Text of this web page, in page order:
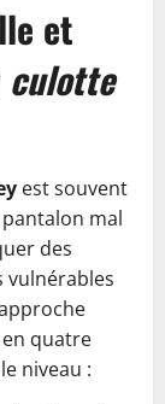
et
culotte
est souvent
mal
des
vulnérables
quatre
niveau :